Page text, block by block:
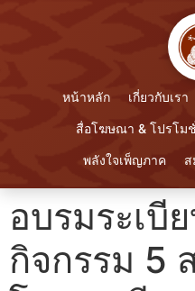
หน้าหลัก เกี่ยวกับเรา
สื่อโฆษณา & โปรโม
พลังใจเพ็ญภาค ส
อบรมระเบี
กิจกรรม 5